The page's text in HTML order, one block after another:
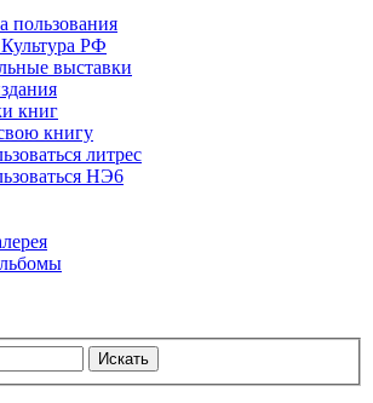
пользования
РФ
выставки
книг
книгу
литрес
НЭ6
Искать